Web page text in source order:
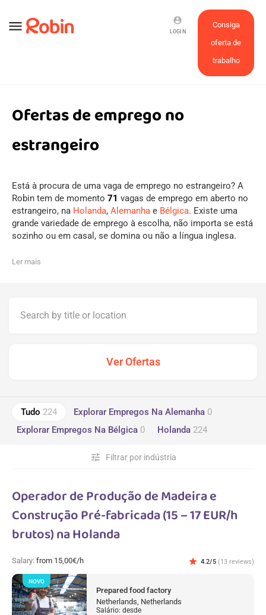
menu
Consiga
oferta de
trabalho
account_circle
LOGIN
Ofertas de emprego no
estrangeiro
Está à procura de uma vaga de emprego no estrangeiro? A
Robin tem de momento 71 vagas de emprego em aberto no
estrangeiro, na Holanda, Alemanha e Bélgica. Existe uma
grande variedade de emprego à escolha, não importa se está
sozinho ou em casal, se domina ou não a língua inglesa.
Ler mais
Tudo 224 Explorar Empregos Na Alemanha 0
Explorar Empregos Na Bélgica 0 Holanda 224
Filtrar por indústria
tune
Operador de Produção de Madeira e
Construção Pré-fabricada (15 – 17 EUR/h
brutos) na Holanda
Salary: from 15,00€/h star 4.2/5 (13 reviews)
Prepared food factory
Netherlands, Netherlands
Salário: desde
NOVO